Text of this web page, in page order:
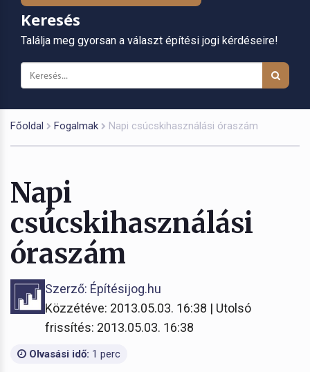
Keresés
Találja meg gyorsan a választ építési jogi kérdéseire!
Főoldal Fogalmak Napi csúcskihasználási óraszám
Napi
csúcskihasználási
óraszám
Szerző: Építésijog.hu
Közzétéve: 2013.05.03. 16:38 | Utolsó
frissítés: 2013.05.03. 16:38
Olvasási idő: 1 perc